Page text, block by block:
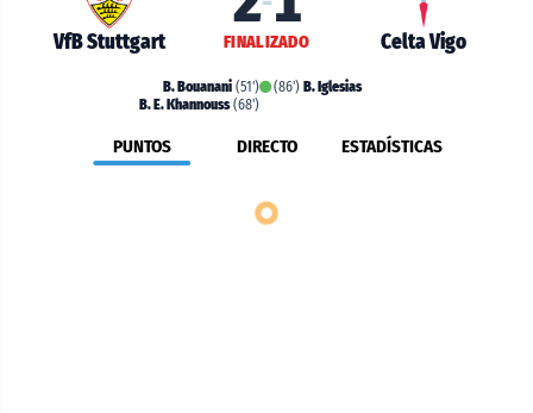
VfB Stuttgart FINALIZADO Celta Vigo
B. Bouanani (51')
B. E. Khannouss(68')
(86') B. Iglesias
PUNTOS DIRECTO ESTADÍSTICAS